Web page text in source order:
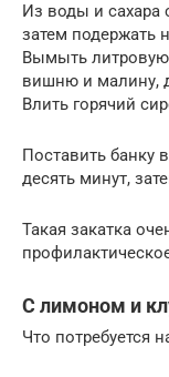
Из воды и сахара
затем подержать
Вымыть
вишню и малину,
Влить горячий
Поставить банку
десять минут,
Такая закатка
С лимоном и
Что потребуется